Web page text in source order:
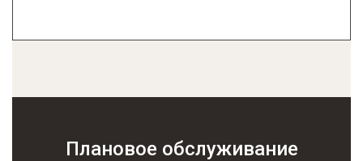
Плановое обслуживание